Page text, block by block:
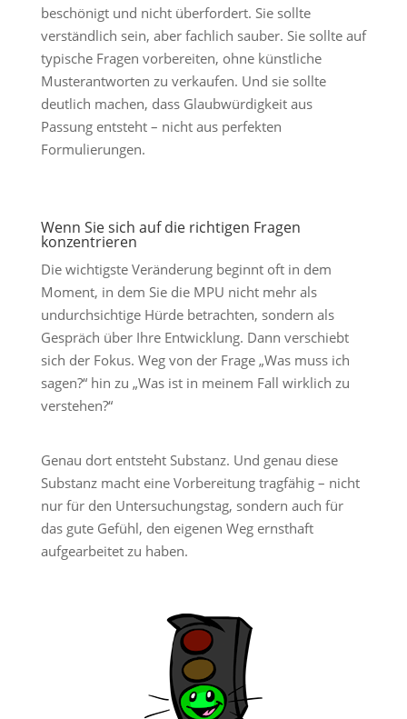
beschönigt und nicht überfordert. Sie sollte
verständlich sein, aber fachlich sauber. Sie sollte auf
typische Fragen vorbereiten, ohne künstliche
Musterantworten zu verkaufen. Und sie sollte
deutlich machen, dass Glaubwürdigkeit aus
Passung entsteht – nicht aus perfekten
Formulierungen.
Wenn Sie sich auf die richtigen Fragen
konzentrieren
Die wichtigste Veränderung beginnt oft in dem
Moment, in dem Sie die MPU nicht mehr als
undurchsichtige Hürde betrachten, sondern als
Gespräch über Ihre Entwicklung. Dann verschiebt
sich der Fokus. Weg von der Frage „Was muss ich
sagen?“ hin zu „Was ist in meinem Fall wirklich zu
verstehen?“
Genau dort entsteht Substanz. Und genau diese
Substanz macht eine Vorbereitung tragfähig – nicht
nur für den Untersuchungstag, sondern auch für
das gute Gefühl, den eigenen Weg ernsthaft
aufgearbeitet zu haben.